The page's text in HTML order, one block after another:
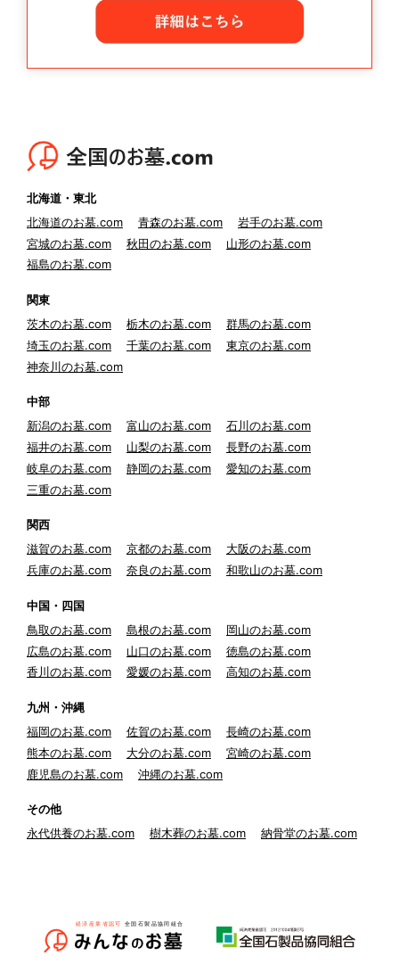
北海道・東北
北海道のお墓.com
青森のお墓.com
岩手のお墓.com
宮城のお墓.com
秋田のお墓.com
山形のお墓.com
福島のお墓.com
関東
茨木のお墓.com
栃木のお墓.com
群馬のお墓.com
埼玉のお墓.com
千葉のお墓.com
東京のお墓.com
神奈川のお墓.com
中部
新潟のお墓.com
富山のお墓.com
石川のお墓.com
福井のお墓.com
山梨のお墓.com
長野のお墓.com
岐阜のお墓.com
静岡のお墓.com
愛知のお墓.com
三重のお墓.com
関西
滋賀のお墓.com
京都のお墓.com
大阪のお墓.com
兵庫のお墓.com
奈良のお墓.com 和歌山のお墓.com
中国・四国
鳥取のお墓.com
島根のお墓.com
岡山のお墓.com
広島のお墓.com
山口のお墓.com
徳島のお墓.com
香川のお墓.com
愛媛のお墓.com 高知のお墓.com
九州・沖縄
福岡のお墓.com
佐賀のお墓.com
長崎のお墓.com
熊本のお墓.com
大分のお墓.com
宮崎のお墓.com
鹿児島のお墓.com
沖縄のお墓.com
その他
永代供養のお墓.com
樹木葬のお墓.com 納骨堂のお墓.com